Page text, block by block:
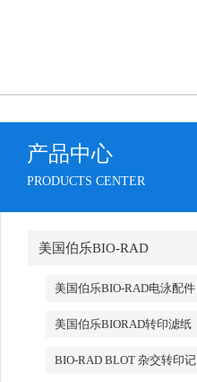
产品中心
PRODUCTS CENTER
美国伯乐BIO-RAD
美国伯乐BIO-RAD电泳配件
美国伯乐BIORAD转印滤纸
BIO-RAD BLOT 杂交转印记